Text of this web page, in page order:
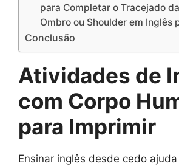
para Completar o Tracejado
Ombro ou Shoulder em Inglês
Conclusão
Atividades de
com Corpo
para Imprimir
Ensinar inglês desde cedo